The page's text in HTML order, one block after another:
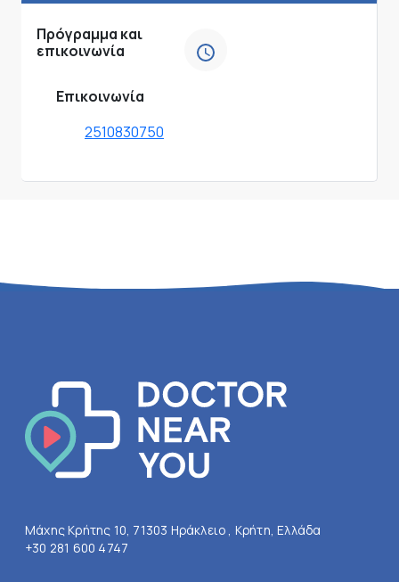
Πρόγραμμα και
επικοινωνία
Επικοινωνία
2510830750
Μάχης Κρήτης 10, 71303 Ηράκλειο , Κρήτη, Ελλάδα
+30 281 600 4747